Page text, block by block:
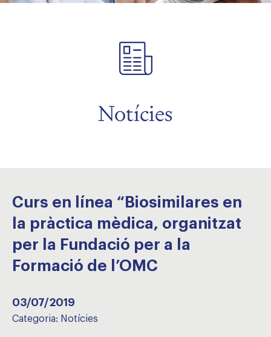
Notícies
Curs en línea “Biosimilares en
la pràctica mèdica, organitzat
per la Fundació per a la
Formació de l’OMC
03/07/2019
Categoria: Notícies